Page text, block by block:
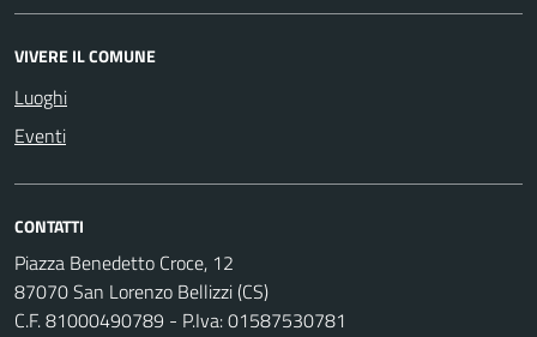
VIVERE IL COMUNE
Luoghi
Eventi
CONTATTI
Piazza Benedetto Croce, 12
87070 San Lorenzo Bellizzi (CS)
C.F. 81000490789 - P.Iva: 01587530781